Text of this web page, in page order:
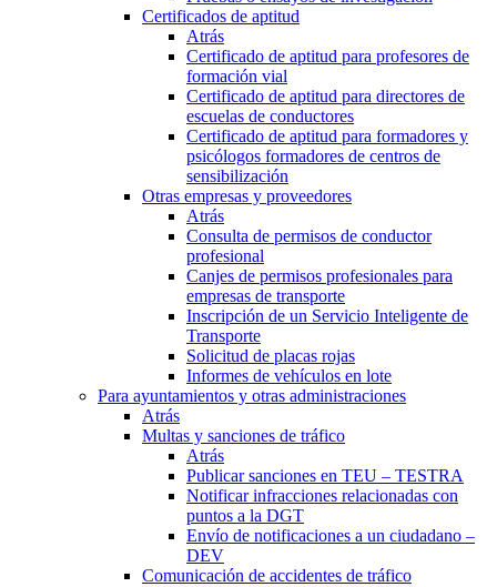
Certificados de aptitud
Atrás
Certificado de aptitud para profesores de
formación vial
Certificado de aptitud para directores de
escuelas de conductores
Certificado de aptitud para formadores y
psicólogos formadores de centros de
sensibilización
Otras empresas y proveedores
Atrás
Consulta de permisos de conductor
profesional
Canjes de permisos profesionales para
empresas de transporte
Inscripción de un Servicio Inteligente de
Transporte
Solicitud de placas rojas
Informes de vehículos en lote
Para ayuntamientos y otras administraciones
Atrás
Multas y sanciones de tráfico
Atrás
Publicar sanciones en TEU – TESTRA
Notificar infracciones relacionadas con
puntos a la DGT
Envío de notificaciones a un ciudadano –
DEV
Comunicación de accidentes de tráfico